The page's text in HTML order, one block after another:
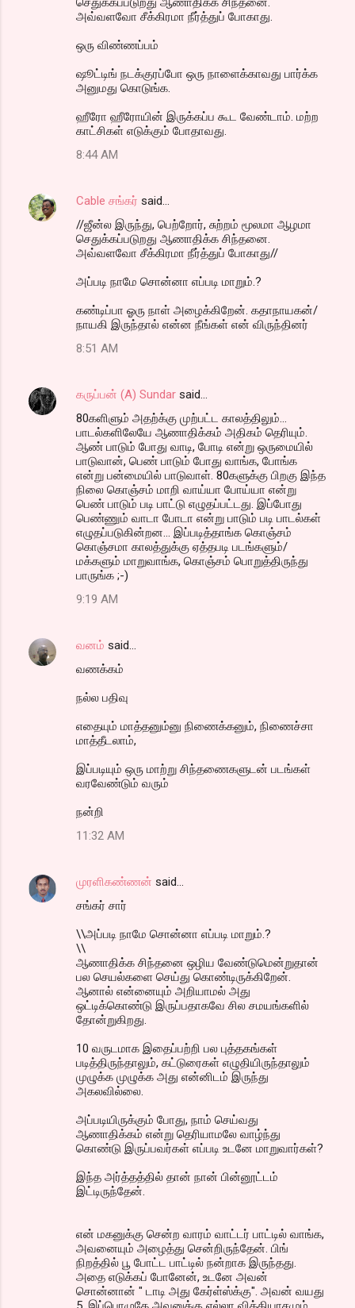
அவ்வளவோ சீக்கிரமா நீர்த்துப் போகாது.
ஒரு விண்ணப்பம்
ஷூட்டிங் நடக்குரப்போ ஒரு நாளைக்காவது பார்க்க
அனுமது கொடுங்க.
ஹீரோ ஹீரோயின் இருக்கப்ப கூட வேண்டாம். மற்ற
காட்சிகள் எடுக்கும் போதாவது.
8:44 AM
Cable சங்கர் said…
//ஜீன்ல இருந்து, பெற்றோர், சுற்றம் மூலமா ஆழமா
செதுக்கப்படுறது ஆணாதிக்க சிந்தனை.
அவ்வளவோ சீக்கிரமா நீர்த்துப் போகாது//
அப்படி நாமே சொன்னா எப்படி மாறும்.?
கண்டிப்பா ஓரு நாள் அழைக்கிறேன். கதாநாயகன்/
நாயகி இருந்தால் என்ன நீங்கள் என் விருந்தினர்
8:51 AM
கருப்பன் (A) Sundar said…
80களிளும் அதற்க்கு முற்பட்ட காலத்திலும்...
பாடல்களிலேயே ஆணாதிக்கம் அதிகம் தெரியும்.
ஆண் பாடும் போது வாடி, போடி என்று ஒருமையில்
பாடுவான், பெண் பாடும் போது வாங்க, போங்க
என்று பன்மையில் பாடுவாள். 80களுக்கு பிறகு இந்த
நிலை கொஞ்சம் மாறி வாய்யா போய்யா என்று
பெண் பாடும் படி பாட்டு எழுதப்பட்டது. இப்போது
பெண்ணும் வாடா போடா என்று பாடும் படி பாடல்கள்
எழுதப்படுகின்றன... இப்படித்தாங்க கொஞ்சம்
கொஞ்சமா காலத்துக்கு ஏத்தபடி படங்களும்/
மக்களும் மாறுவாங்க, கொஞ்சம் பொறுத்திருந்து
பாருங்க ;-)
9:19 AM
வனம் said…
வணக்கம்
நல்ல பதிவு
எதையும் மாத்தனும்னு நிணைக்கனும், நிணைச்சா
மாத்தீடலாம்,
இப்படியும் ஒரு மாற்று சிந்தணைகளுடன் படங்கள்
வரவேண்டும் வரும்
நன்றி
11:32 AM
முரளிகண்ணன் said…
சங்கர் சார்
\\அப்படி நாமே சொன்னா எப்படி மாறும்.?
\\
ஆணாதிக்க சிந்தனை ஒழிய வேண்டுமென்றுதான்
பல செயல்களை செய்து கொண்டிருக்கிறேன்.
ஆனால் என்னையும் அறியாமல் அது
ஒட்டிக்கொண்டு இருப்பதாகவே சில சமயங்களில்
தோன்றுகிறது.
10 வருடமாக இதைப்பற்றி பல புத்தகங்கள்
படித்திருந்தாலும், கட்டுரைகள் எழுதியிருந்தாலும்
முழுக்க முழுக்க அது என்னிடம் இருந்து
அகலவில்லை.
அப்படியிருக்கும் போது, நாம் செய்வது
ஆணாதிக்கம் என்று தெரியாமலே வாழ்ந்து
கொண்டு இருப்பவர்கள் எப்படி உடனே மாறுவார்கள்?
இந்த அர்த்தத்தில் தான் நான் பின்னூட்டம்
இட்டிருந்தேன்.
என் மகனுக்கு சென்ற வாரம் வாட்டர் பாட்டில் வாங்க,
அவனையும் அழைத்து சென்றிருந்தேன். பிங்
நிறத்தில் பூ போட்ட பாட்டில் நன்றாக இருந்தது.
அதை எடுக்கப் போனேன், உடனே அவன்
சொன்னான் " டாடி அது கேர்ள்ஸ்க்கு". அவன் வயது